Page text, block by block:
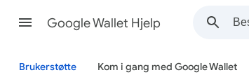
Google Wallet Hjelp
Brukerstøtte Kom i gang med Google Wallet